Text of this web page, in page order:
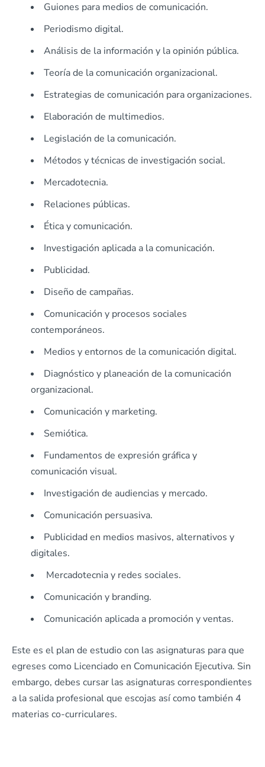
Guiones para medios de comunicación.
Periodismo digital.
Análisis de la información y la opinión pública.
Teoría de la comunicación organizacional.
Estrategias de comunicación para organizaciones.
Elaboración de multimedios.
Legislación de la comunicación.
Métodos y técnicas de investigación social.
Mercadotecnia.
Relaciones públicas.
Ética y comunicación.
Investigación aplicada a la comunicación.
Publicidad.
Diseño de campañas.
Comunicación y procesos sociales
contemporáneos.
Medios y entornos de la comunicación digital.
Diagnóstico y planeación de la comunicación
organizacional.
Comunicación y marketing.
Semiótica.
Fundamentos de expresión gráfica y
comunicación visual.
Investigación de audiencias y mercado.
Comunicación persuasiva.
Publicidad en medios masivos, alternativos y
digitales.
Mercadotecnia y redes sociales.
Comunicación y branding.
Comunicación aplicada a promoción y ventas.
Este es el plan de estudio con las asignaturas para que
egreses como Licenciado en Comunicación Ejecutiva. Sin
embargo, debes cursar las asignaturas correspondientes
a la salida profesional que escojas así como también 4
materias co-curriculares.